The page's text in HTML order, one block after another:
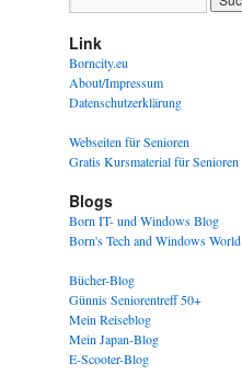
Link
Borncity.eu
About/Impressum
Datenschutzerklärung
Webseiten für Senioren
Gratis Kursmaterial für Senioren
Blogs
Born IT- und Windows Blog
Born's Tech and Windows World
Bücher-Blog
Günnis Seniorentreff 50+
Mein Reiseblog
Mein Japan-Blog
E-Scooter-Blog